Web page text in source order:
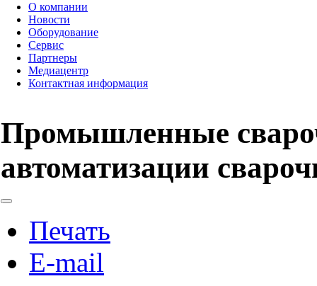
О компании
Новости
Оборудование
Сервис
Партнеры
Медиацентр
Контактная информация
Промышленные
автоматизации
Печать
E-mail